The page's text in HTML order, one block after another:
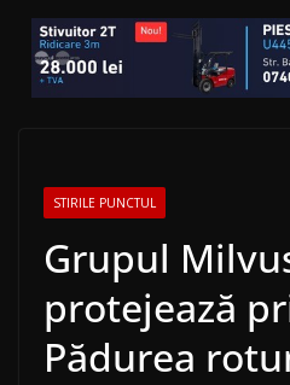
STIRILE PUNCTUL
Grupul
protejează
Pădurea